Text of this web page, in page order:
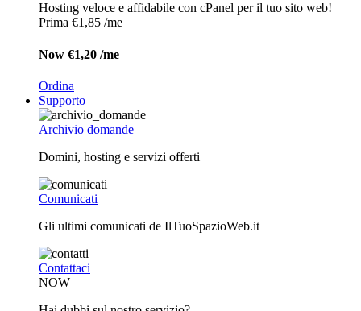
Hosting veloce e affidabile con cPanel per il tuo sito web!
Prima €1,85 /me
Now €1,20 /me
Ordina
Supporto
Archivio domande
Domini, hosting e servizi offerti
Comunicati
Gli ultimi comunicati de IlTuoSpazioWeb.it
Contattaci
NOW